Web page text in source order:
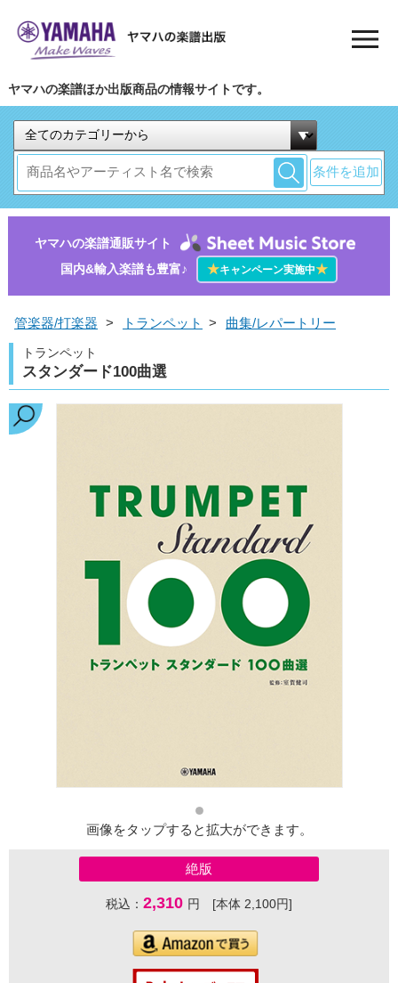
ヤマハの楽譜ほか出版商品の情報サイトです。
条件を追加
ヤマハの楽譜通販サイト
国内&輸入楽譜も豊富♪
★キャンペーン実施中★
管楽器/打楽器 > トランペット > 曲集/レパートリー
トランペット
スタンダード100曲選
画像をタップすると拡大ができます。
絶版
税込： 2,310 円 [本体 2,100円]